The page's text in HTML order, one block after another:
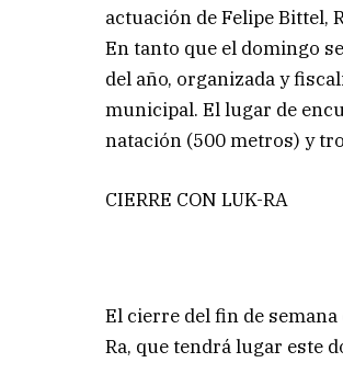
actuación de Felipe Bittel,
En tanto que el domingo
del año, organizada y
municipal. El lugar de
natación (500 metros) y
CIERRE CON LUK-RA
El cierre del fin de
Ra, que tendrá lugar este